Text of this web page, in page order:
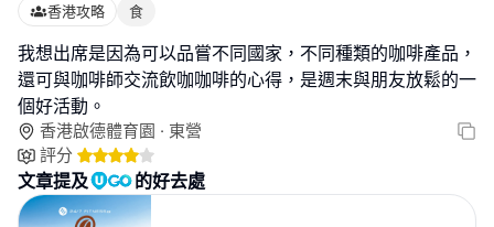
香港攻略 食
我想出席是因為可以品嘗不同國家，不同種類的咖啡產品，
還可與咖啡師交流飲咖咖啡的心得，是週末與朋友放鬆的一
個好活動。
香港啟德體育園 · 東營
評分
文章提及 的好去處